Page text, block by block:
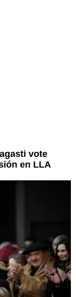
vote
en LLA